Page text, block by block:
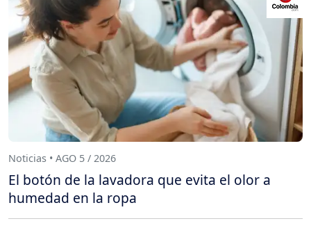
Noticias • AGO 5 / 2026
El botón de la lavadora que evita el olor a
humedad en la ropa